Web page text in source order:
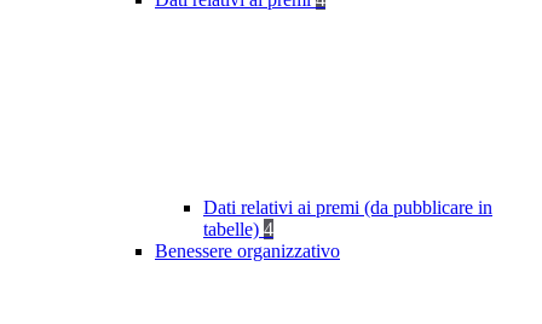
Dati relativi ai premi (da pubblicare in
tabelle) 4
Benessere organizzativo